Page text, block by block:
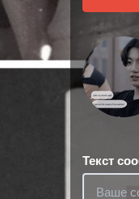
Текст